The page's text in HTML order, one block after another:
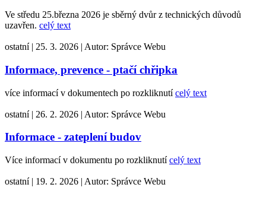
Ve středu 25.března 2026 je sběrný dvůr z technických důvodů
uzavřen. celý text
ostatní | 25. 3. 2026 | Autor: Správce Webu
Informace, prevence - ptačí chřipka
více informací v dokumentech po rozkliknutícelý text
ostatní | 26. 2. 2026 | Autor: Správce Webu
Informace - zateplení budov
Více informací v dokumentu po rozkliknutícelý text
ostatní | 19. 2. 2026 | Autor: Správce Webu